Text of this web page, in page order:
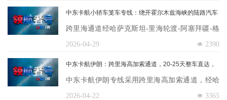
5天直达阿联酋、沙特、伊朗、伊拉克、卡塔尔、
科威特、阿曼、巴林，阿富汗22-28天。适配压力
容器20-100吨、反应器、钻机、变压器、盾构
中东卡航小轿车笼车专线：绕开霍尔木兹海峡的陆路汽车
运输通道，20-25天直达中东九国
跨里海通道经哈萨克斯坦-里海轮渡-阿塞拜疆-格
鲁吉亚-土耳其至中东，绕开霍尔木兹海峡。20-2
5天直达阿联酋、沙特、伊朗、卡塔尔、科威特、
阿曼、巴林、伊拉克、阿富汗。适配小轿车、SU
V、MPV、皮卡。笼车每台装载6-8台车，轮胎绑
2026-04-29 2390
​中东卡航伊朗：跨里海高加索通道，20-25天整车直达，
中伊全面合作物流大通道
中东卡航伊朗专线采用跨里海高加索通道，经哈
萨克斯坦-里海轮渡-阿塞拜疆-格鲁吉亚-土耳其进
2026-04-22 3365